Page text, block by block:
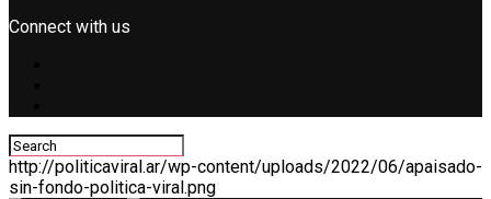
Connect with us
http://politicaviral.ar/wp-content/uploads/2022/06/apaisado-
sin-fondo-politica-viral.png